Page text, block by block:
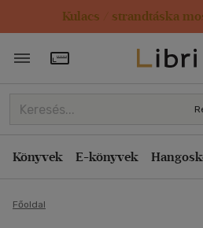
Kulacs / strandtáska
Törzsvásárlói Kártya
Könyvek E-könyvek
Főoldal